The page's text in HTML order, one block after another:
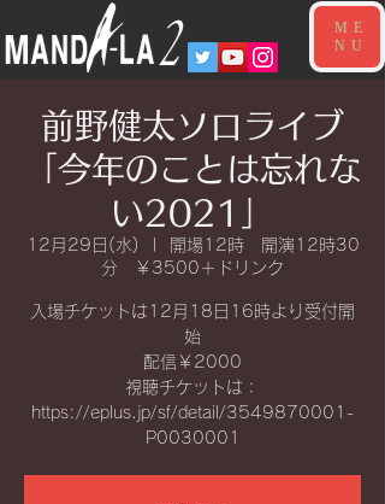
ME
NU
前野健太ソロライブ
「今年のことは忘れな
い2021」
12月29日(水)
開場12時 開演12時30
分 ￥3500＋ドリンク
入場チケットは12月18日16時より受付開
始
配信￥2000
視聴チケットは：
https://eplus.jp/sf/detail/3549870001-
P0030001